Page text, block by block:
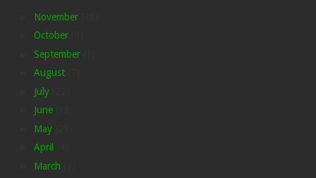
November
October
September
August
July
June
May
April
March